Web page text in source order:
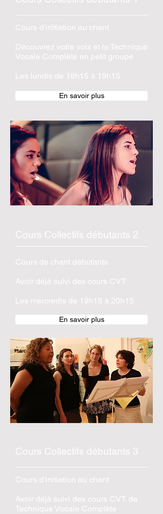
Cours d'initiation au chant
Découvrez votre voix et la Technique
Vocale Complète en petit groupe
Les lundis de 18h15 à 19h15
En savoir plus
Cours Collectifs débutants 2
Cours de chant débutants
Avoir déjà suivi des cours CVT
Les mercredis de 19h15 à 20h15
En savoir plus
Cours Collectifs débutants 3
Cours d'initiation au chant
Avoir déjà suivi des cours CVT de
Technique Vocale Complète